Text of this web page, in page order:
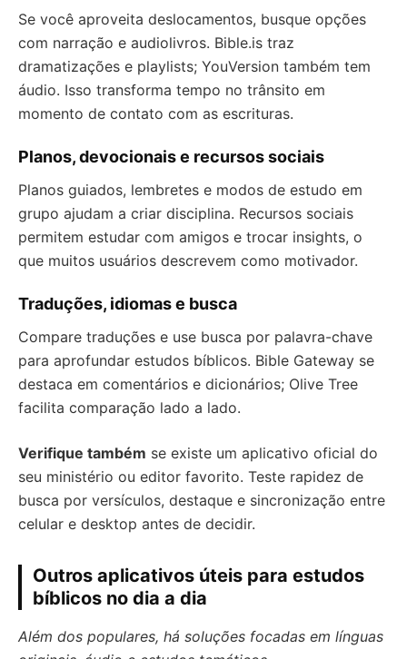
Se você aproveita deslocamentos, busque opções
com narração e audiolivros. Bible.is traz
dramatizações e playlists; YouVersion também tem
áudio. Isso transforma tempo no trânsito em
momento de contato com as escrituras.
Planos, devocionais e recursos sociais
Planos guiados, lembretes e modos de estudo em
grupo ajudam a criar disciplina. Recursos sociais
permitem estudar com amigos e trocar insights, o
que muitos usuários descrevem como motivador.
Traduções, idiomas e busca
Compare traduções e use busca por palavra-chave
para aprofundar estudos bíblicos. Bible Gateway se
destaca em comentários e dicionários; Olive Tree
facilita comparação lado a lado.
Verifique também se existe um aplicativo oficial do
seu ministério ou editor favorito. Teste rapidez de
busca por versículos, destaque e sincronização entre
celular e desktop antes de decidir.
Outros aplicativos úteis para estudos
bíblicos no dia a dia
Além dos populares, há soluções focadas em línguas